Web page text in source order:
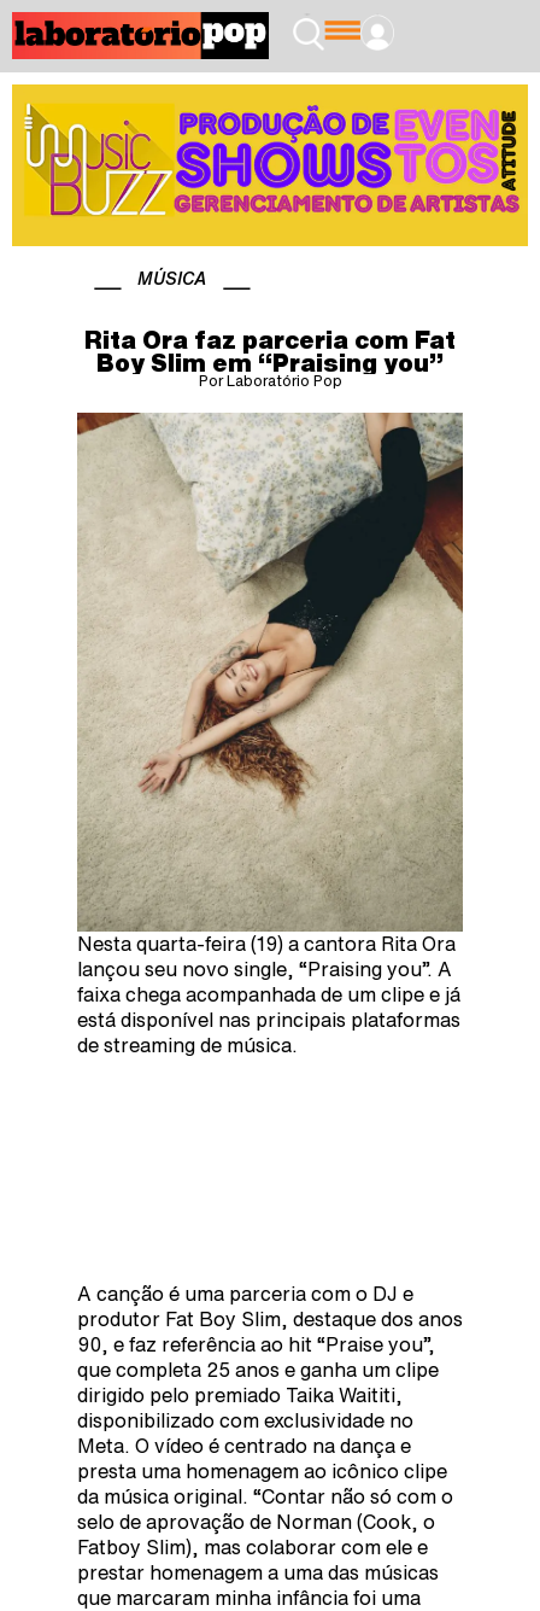
MÚSICA
Rita Ora faz parceria com Fat
Boy Slim em “Praising you”
Por Laboratório Pop
Nesta quarta-feira (19) a cantora Rita Ora
lançou seu novo single, “Praising you”. A
faixa chega acompanhada de um clipe e já
está disponível nas principais plataformas
de streaming de música.
A canção é uma parceria com o DJ e
produtor Fat Boy Slim, destaque dos anos
90, e faz referência ao hit “Praise you”,
que completa 25 anos e ganha um clipe
dirigido pelo premiado Taika Waititi,
disponibilizado com exclusividade no
Meta. O vídeo é centrado na dança e
presta uma homenagem ao icônico clipe
da música original. “Contar não só com o
selo de aprovação de Norman (Cook, o
Fatboy Slim), mas colaborar com ele e
prestar homenagem a uma das músicas
que marcaram minha infância foi uma